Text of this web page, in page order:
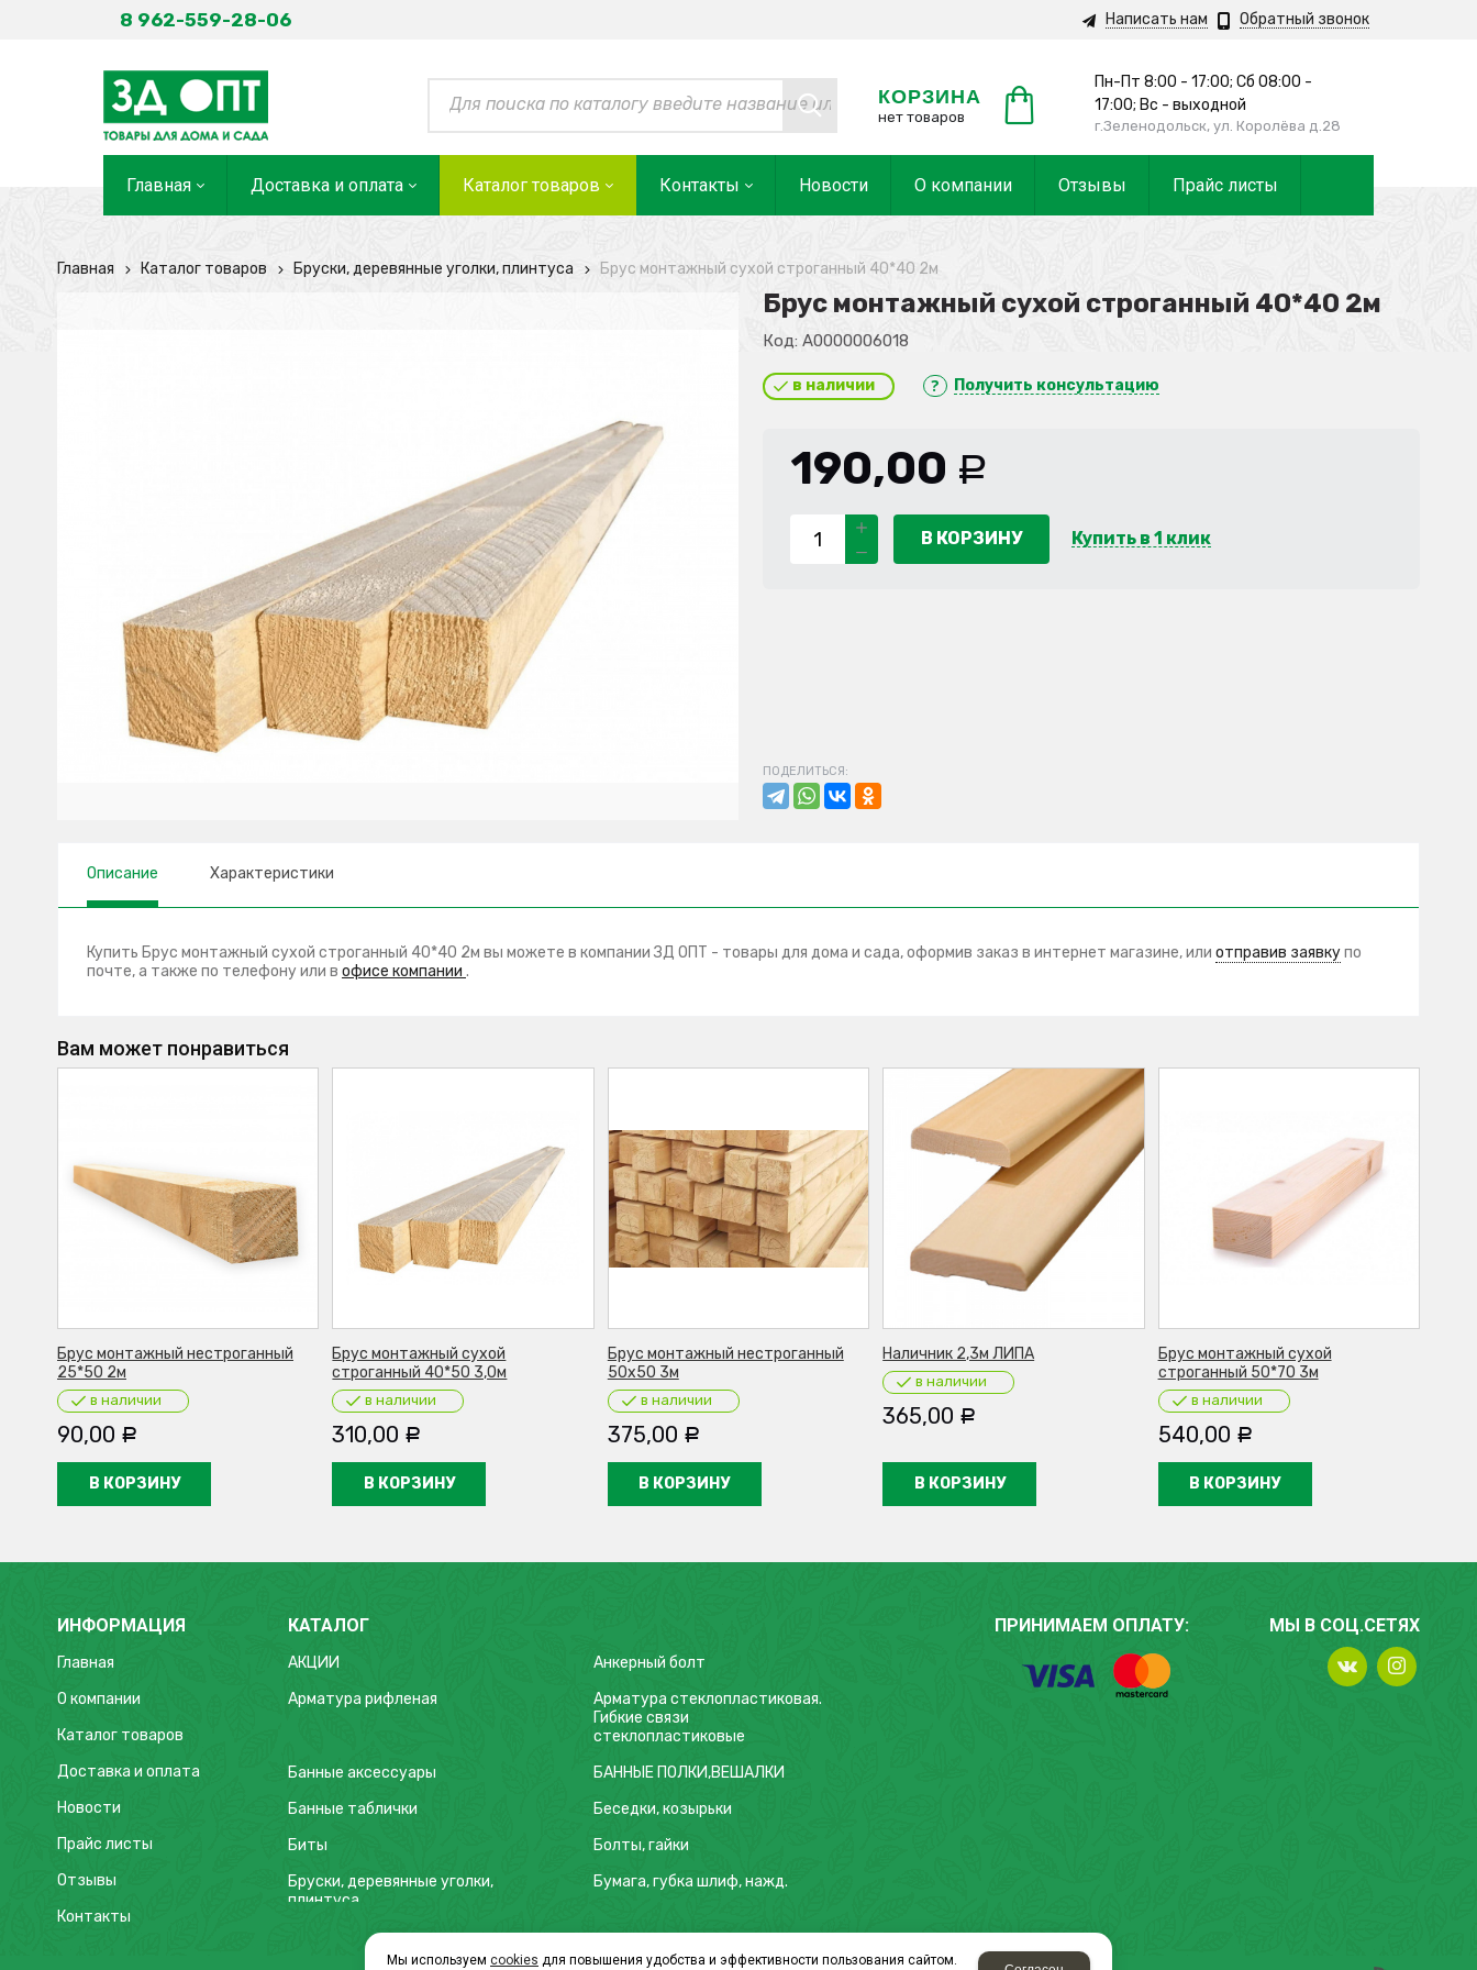
8 962-559-28-06 Написать нам Обратный звонок
КОРЗИНА
нет товаров
Пн-Пт 8:00 - 17:00; Сб 08:00 -
17:00; Вс - выходной
г.Зеленодольск, ул. Королёва д.28
Главная Доставка и оплата Каталог товаров Контакты Новости О компании Отзывы Прайс листы
Главная Каталог товаров Бруски, деревянные уголки, плинтуса Брус монтажный сухой строганный 40*40 2м
Брус монтажный сухой строганный 40*40 2м
Код: А0000006018
в наличии Получить консультацию
190,00 Р
В КОРЗИНУ Купить в 1 клик
ПОДЕЛИТЬСЯ:
Описание Характеристики
Купить Брус монтажный сухой строганный 40*40 2м вы можете в компании ЗД ОПТ - товары для дома и сада, оформив заказ в интернет магазине, или отправив заявкупо
почте, а также по телефону или в офисе компании .
Вам может понравиться
Брус монтажный нестроганный
25*50 2м
в наличии
90,00 Р
В КОРЗИНУ
Брус монтажный сухой
строганный 40*50 3,0м
в наличии
310,00 Р
В КОРЗИНУ
Брус монтажный нестроганный
50х50 3м
в наличии
375,00 Р
В КОРЗИНУ
Наличник 2,3м ЛИПА
в наличии
365,00 Р
В КОРЗИНУ
Брус монтажный сухой
строганный 50*70 3м
в наличии
540,00 Р
В КОРЗИНУ
ИНФОРМАЦИЯ
Главная
О компании
Каталог товаров
Доставка и оплата
Новости
Прайс листы
Отзывы
Контакты
КАТАЛОГ
АКЦИИ
Анкерный болт
Арматура рифленая
Арматура стеклопластиковая.
Гибкие связи
стеклопластиковые
Банные аксессуары
БАННЫЕ ПОЛКИ,ВЕШАЛКИ
Банные таблички
Беседки, козырьки
Биты
Болты, гайки
Бруски, деревянные уголки,
плинтуса
Бумага, губка шлиф, нажд.
Бытовка
ПРИНИМАЕМ ОПЛАТУ: МЫ В СОЦ.СЕТЯХ
Мы используем cookies для повышения удобства и эффективности пользования сайтом.